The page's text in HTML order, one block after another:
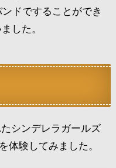
ドですることができ
した。
シンデレラガールズ
体験してみました。